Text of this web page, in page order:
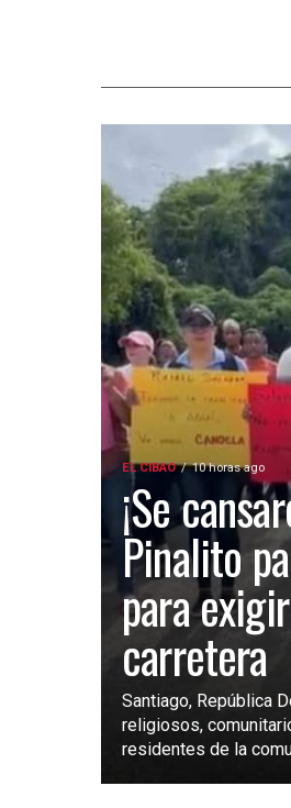
EL CIBAO 10 horas ago
¡Se
Pinalito
para
carretera
Santiago, República
religiosos,
residentes de la